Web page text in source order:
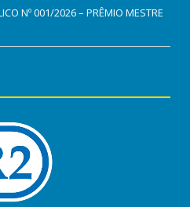
Nº 001/2026 – PRÊMIO MESTRE